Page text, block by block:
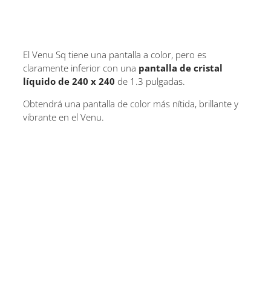
El Venu Sq tiene una pantalla a color, pero es
claramente inferior con una pantalla de cristal
líquido de 240 x 240 de 1.3 pulgadas.
Obtendrá una pantalla de color más nítida, brillante y
vibrante en el Venu.